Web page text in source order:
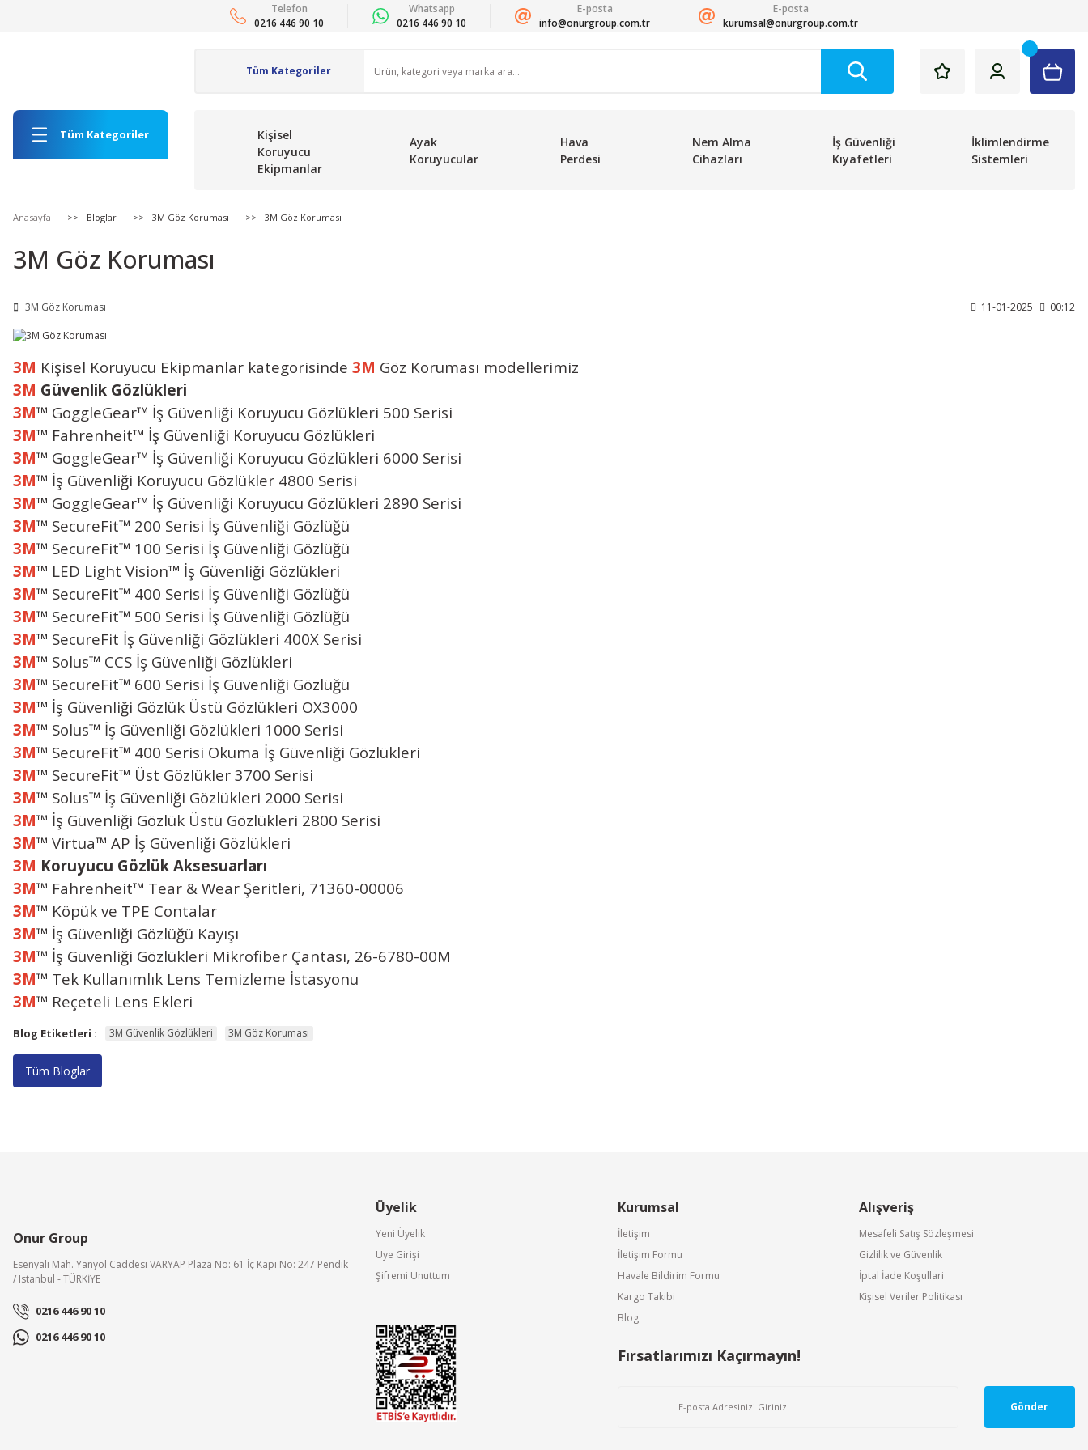
Telefon
0216 446 90 10
Whatsapp
0216 446 90 10
E-posta
info@onurgroup.com.tr
E-posta
kurumsal@onurgroup.com.tr
Tüm Kategoriler
Kişisel
Koruyucu
Ekipmanlar
Ayak
Koruyucular
Hava
Perdesi
Nem Alma
Cihazları
İş Güvenliği
Kıyafetleri
İklimlendirme
Sistemleri
Anasayfa Bloglar 3M Göz Koruması 3M Göz Koruması
3M Göz Koruması
3M Göz Koruması 11-01-2025 00:12
3M Kişisel Koruyucu Ekipmanlar kategorisinde 3M Göz Koruması modellerimiz
3M Güvenlik Gözlükleri
3M™ GoggleGear™ İş Güvenliği Koruyucu Gözlükleri 500 Serisi
3M™ Fahrenheit™ İş Güvenliği Koruyucu Gözlükleri
3M™ GoggleGear™ İş Güvenliği Koruyucu Gözlükleri 6000 Serisi
3M™ İş Güvenliği Koruyucu Gözlükler 4800 Serisi
3M™ GoggleGear™ İş Güvenliği Koruyucu Gözlükleri 2890 Serisi
3M™ SecureFit™ 200 Serisi İş Güvenliği Gözlüğü
3M™ SecureFit™ 100 Serisi İş Güvenliği Gözlüğü
3M™ LED Light Vision™ İş Güvenliği Gözlükleri
3M™ SecureFit™ 400 Serisi İş Güvenliği Gözlüğü
3M™ SecureFit™ 500 Serisi İş Güvenliği Gözlüğü
3M™ SecureFit İş Güvenliği Gözlükleri 400X Serisi
3M™ Solus™ CCS İş Güvenliği Gözlükleri
3M™ SecureFit™ 600 Serisi İş Güvenliği Gözlüğü
3M™ İş Güvenliği Gözlük Üstü Gözlükleri OX3000
3M™ Solus™ İş Güvenliği Gözlükleri 1000 Serisi
3M™ SecureFit™ 400 Serisi Okuma İş Güvenliği Gözlükleri
3M™ SecureFit™ Üst Gözlükler 3700 Serisi
3M™ Solus™ İş Güvenliği Gözlükleri 2000 Serisi
3M™ İş Güvenliği Gözlük Üstü Gözlükleri 2800 Serisi
3M™ Virtua™ AP İş Güvenliği Gözlükleri
3M Koruyucu Gözlük Aksesuarları
3M™ Fahrenheit™ Tear & Wear Şeritleri, 71360-00006
3M™ Köpük ve TPE Contalar
3M™ İş Güvenliği Gözlüğü Kayışı
3M™ İş Güvenliği Gözlükleri Mikrofiber Çantası, 26-6780-00M
3M™ Tek Kullanımlık Lens Temizleme İstasyonu
3M™ Reçeteli Lens Ekleri
Blog Etiketleri : 3M Güvenlik Gözlükleri 3M Göz Koruması
Tüm Bloglar
Onur Group
Esenyalı Mah. Yanyol Caddesi VARYAP Plaza No: 61 İç Kapı No: 247 Pendik
/ Istanbul - TÜRKİYE
0216 446 90 10
0216 446 90 10
Üyelik
Yeni Üyelik
Üye Girişi
Şifremi Unuttum
Kurumsal
İletişim
İletişim Formu
Havale Bildirim Formu
Kargo Takibi
Blog
Alışveriş
Mesafeli Satış Sözleşmesi
Gizlilik ve Güvenlik
İptal İade Koşullari
Kişisel Veriler Politikası
Fırsatlarımızı Kaçırmayın!
Gönder